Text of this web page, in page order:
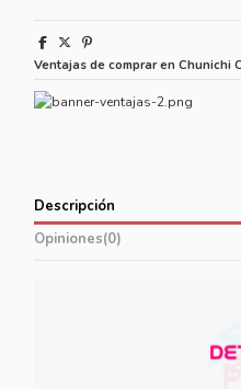
Ventajas de comprar en Chunichi
Descripción
Opiniones(0)